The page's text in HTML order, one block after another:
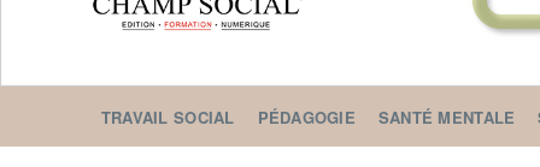
TRAVAIL SOCIAL PÉDAGOGIE SANTÉ MENTALE